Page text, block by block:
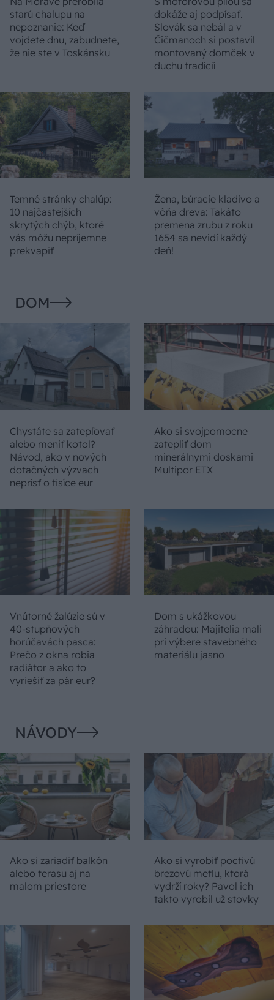
starú chalupu na
nepoznanie: Keď
vojdete dnu, zabudnete,
že nie ste v Toskánsku
dokáže aj podpísať.
Slovák sa nebál a v
Čičmanoch si postavil
montovaný domček v
duchu tradícií
Temné stránky chalúp:
10 najčastejších
skrytých chýb, ktoré
vás môžu nepríjemne
prekvapiť
Žena, búracie kladivo a
vôňa dreva: Takáto
premena zrubu z roku
1654 sa nevidí každý
deň!
DOM
Chystáte sa zatepľovať
alebo meniť kotol?
Návod, ako v nových
dotačných výzvach
neprísť o tisíce eur
Ako si svojpomocne
zatepliť dom
minerálnymi doskami
Multipor ETX
Vnútorné žalúzie sú v
40-stupňových
horúčavách pasca:
Prečo z okna robia
radiátor a ako to
vyriešiť za pár eur?
Dom s ukážkovou
záhradou: Majitelia mali
pri výbere stavebného
materiálu jasno
NÁVODY
Ako si zariadiť balkón
alebo terasu aj na
malom priestore
Ako si vyrobiť poctivú
brezovú metlu, ktorá
vydrží roky? Pavol ich
takto vyrobil už stovky